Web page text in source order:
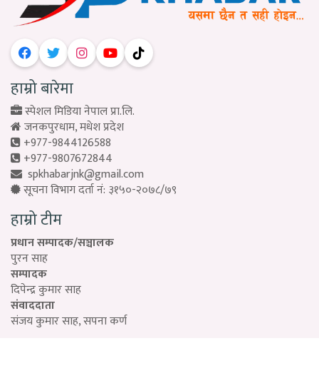
हाम्रो बारेमा
स्पेशल मिडिया नेपाल प्रा.लि.
जनकपुरधाम, मधेश प्रदेश
+977-9844126588
+977-9807672844
spkhabarjnk@gmail.com
सूचना विभाग दर्ता नं: ३१५०-२०७८/७९
हाम्रो टीम
प्रधान सम्पादक/सञ्चालक
पुरन साह
सम्पादक
दिपेन्द्र कुमार साह
संवाददाता
संजय कुमार साह, सपना कर्ण